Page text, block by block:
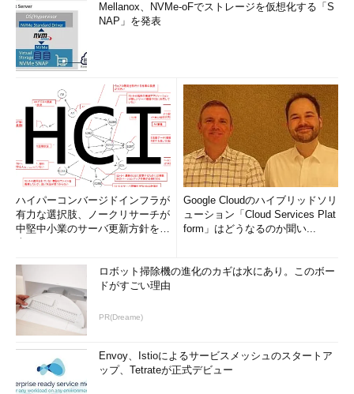
Mellanox、NVMe-oFでストレージを仮想化する「S
NAP」を発表
ハイパーコンバージドインフラが
有力な選択肢、ノークリサーチが
中堅中小業のサーバ更新方針を調
Google Cloudのハイブリッドソリ
ューション「Cloud Services Plat
form」はどうなるのか聞い...
ロボット掃除機の進化のカギは水にあり。このボー
ドがすごい理由
PR(Dreame)
Envoy、Istioによるサービスメッシュのスタートア
ップ、Tetrateが正式デビュー